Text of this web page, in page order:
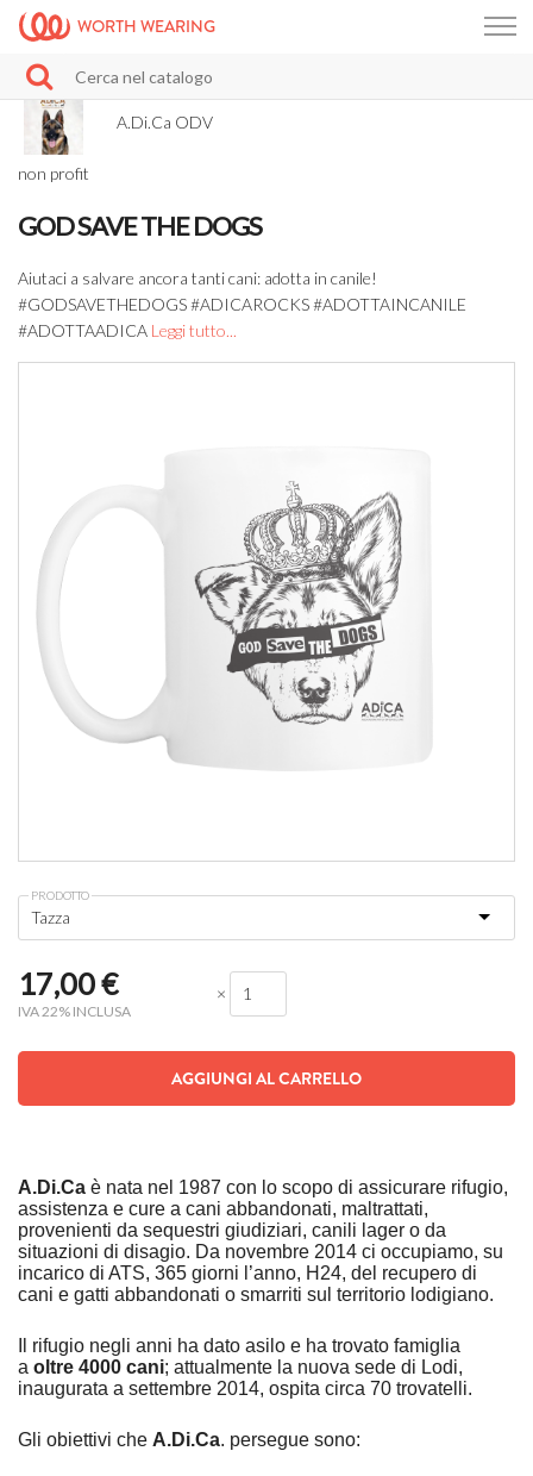
WORTH WEARING
A.Di.Ca ODV
non profit
GOD SAVE THE DOGS
Aiutaci a salvare ancora tanti cani: adotta in canile!
#GODSAVETHEDOGS #ADICAROCKS #ADOTTAINCANILE
#ADOTTAADICA Leggi tutto...
PRODOTTO
17,00€
IVA 22% INCLUSA
×
AGGIUNGI AL CARRELLO
A.Di.Ca è nata nel 1987 con lo scopo di assicurare rifugio,
assistenza e cure a cani abbandonati, maltrattati,
provenienti da sequestri giudiziari, canili lager o da
situazioni di disagio. Da novembre 2014 ci occupiamo, su
incarico di ATS, 365 giorni l’anno, H24, del recupero di
cani e gatti abbandonati o smarriti sul territorio lodigiano.
Il rifugio negli anni ha dato asilo e ha trovato famiglia
a oltre 4000 cani; attualmente la nuova sede di Lodi,
inaugurata a settembre 2014, ospita circa 70 trovatelli.
Gli obiettivi che A.Di.Ca. persegue sono: